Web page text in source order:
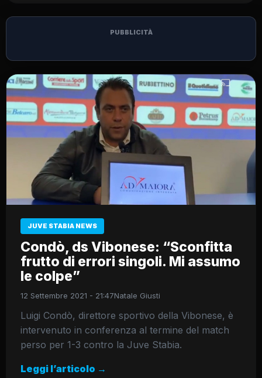
PUBBLICITÀ
JUVE STABIA NEWS
Condò, ds Vibonese: “Sconfitta
frutto di errori singoli. Mi assumo
le colpe”
12 Settembre 2021 - 21:47Natale Giusti
Luigi Condò, direttore sportivo della Vibonese, è
intervenuto in conferenza al termine del match
perso per 1-3 contro la Juve Stabia.
Leggi l’articolo →